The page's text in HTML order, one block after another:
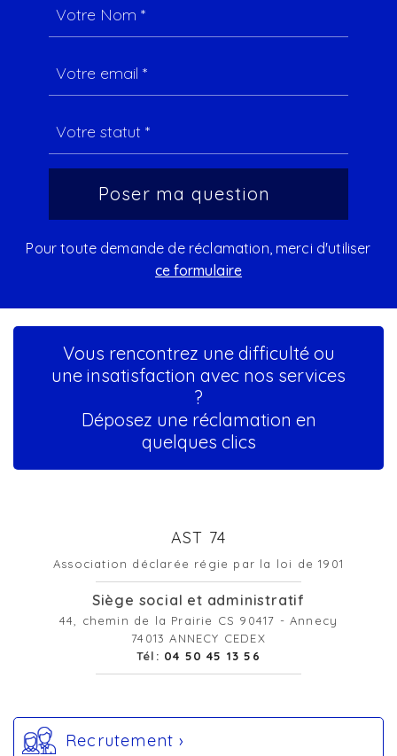
Pour toute demande de réclamation, merci d'utiliser
ce formulaire
Vous rencontrez une difficulté ou
une insatisfaction avec nos services
?
Déposez une réclamation en
quelques clics
AST 74
Association déclarée régie par la loi de 1901
Siège social et administratif
44, chemin de la Prairie CS 90417 - Annecy
74013 ANNECY CEDEX
Tél: 04 50 45 13 56
Recrutement ›